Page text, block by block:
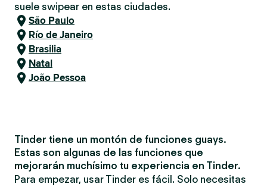
suele swipear en estas ciudades.
São Paulo
Río de Janeiro
Brasilia
Natal
João Pessoa
Tinder tiene un montón de funciones guays.
Estas son algunas de las funciones que
mejorarán muchísimo tu experiencia en Tinder.
Para empezar, usar Tinder es fácil. Solo necesitas